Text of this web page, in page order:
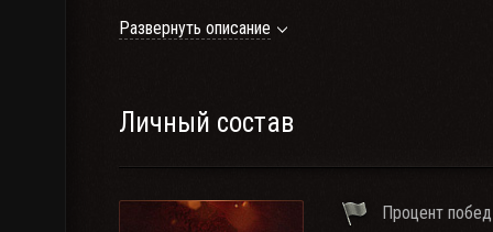
ВРЕМЕННАЯ ИНФОРМАЦИЯ:
Развернуть описание
Личный состав
Процент побед